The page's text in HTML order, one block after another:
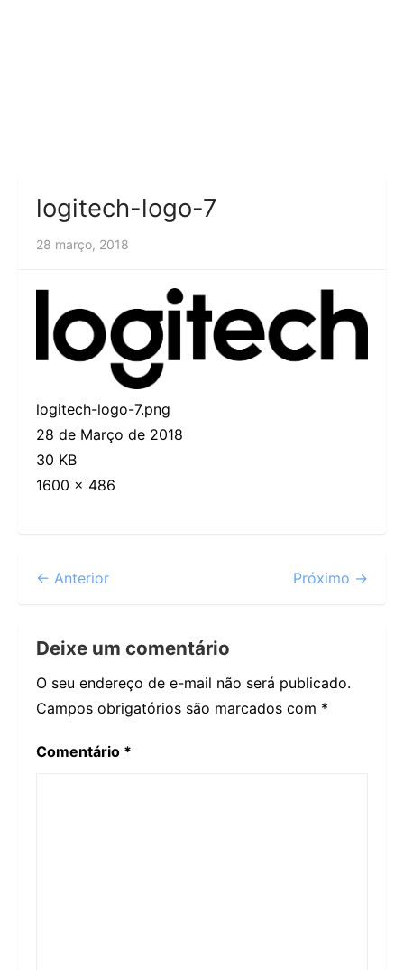
logitech-logo-7
28 março, 2018
logitech-logo-7.png
28 de Março de 2018
30 KB
1600 × 486
← Anterior Próximo →
Deixe um comentário
O seu endereço de e-mail não será publicado.
Campos obrigatórios são marcados com *
Comentário *